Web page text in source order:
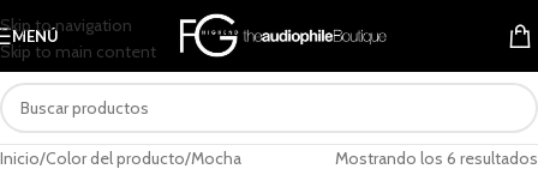
Skip to navigation
Skip to main content
MENÚ
Inicio Color del producto Mocha Mostrando los 6 resultados